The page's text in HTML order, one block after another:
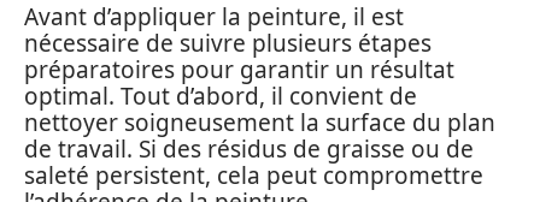
Avant d’appliquer la peinture, il est
nécessaire de suivre plusieurs étapes
préparatoires pour garantir un résultat
optimal. Tout d’abord, il convient de
nettoyer soigneusement la surface du plan
de travail. Si des résidus de graisse ou de
saleté persistent, cela peut compromettre